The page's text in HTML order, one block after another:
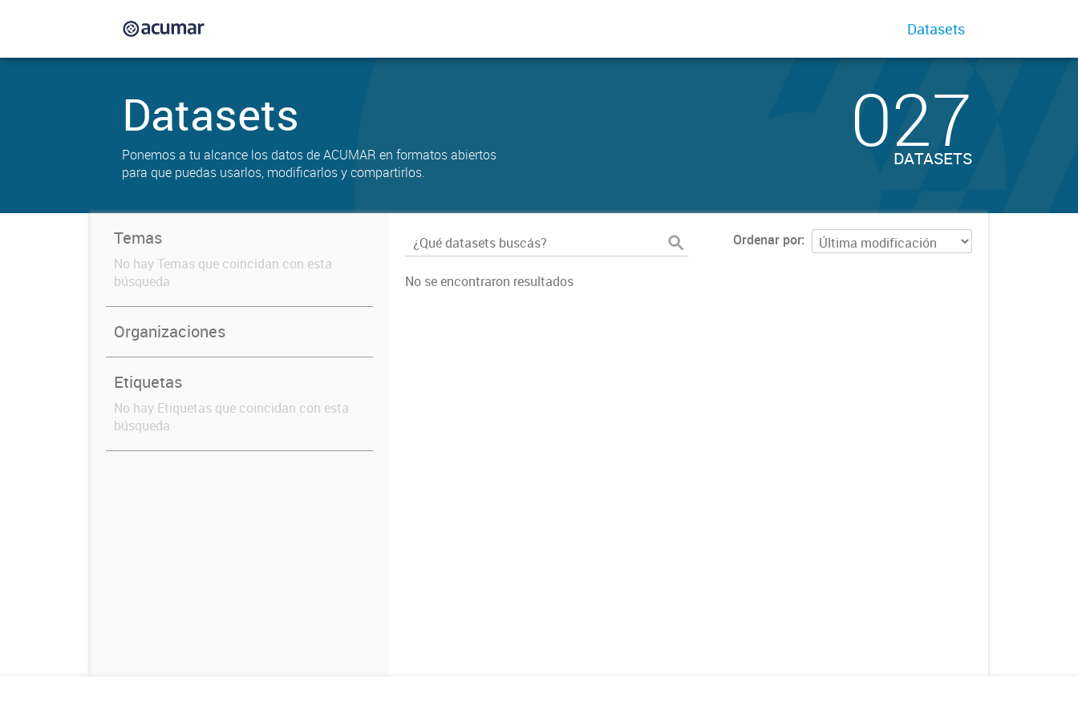
Datasets
Datasets
Ponemos a tu alcance los datos de ACUMAR en formatos abiertos
para que puedas usarlos, modificarlos y compartirlos.
027
DATASETS
Temas
No hay Temas que coincidan con esta
búsqueda
Organizaciones
Etiquetas
No hay Etiquetas que coincidan con esta
búsqueda
Ordenar por
No se encontraron resultados